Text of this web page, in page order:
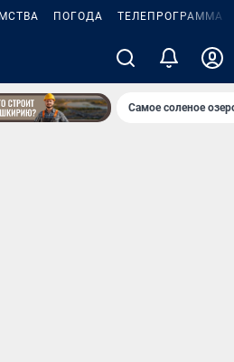
ПОГОДА ТЕЛЕПРОГРАММА
Самое соленое